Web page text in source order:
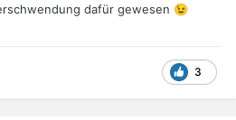
dafür gewesen 😉
3